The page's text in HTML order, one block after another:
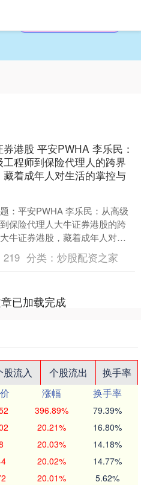
券港股 平安PWHA 李乐民：
工程师到保险代理人的跨界
藏着成年人对生活的掌控与
题：平安PWHA 李乐民：从高级
保险代理人大牛证券港股的跨
牛证券港股，藏着成年人对生
与热爱） 李乐民，80后，重庆
研究生，....
219 分类：炒股配资之家
已加载完成
股流入 个股流出
换手率
涨幅
换手率
396.89% 79.39%
20.21% 16.80%
20.03% 14.18%
20.02% 14.77%
20.01% 5.62%